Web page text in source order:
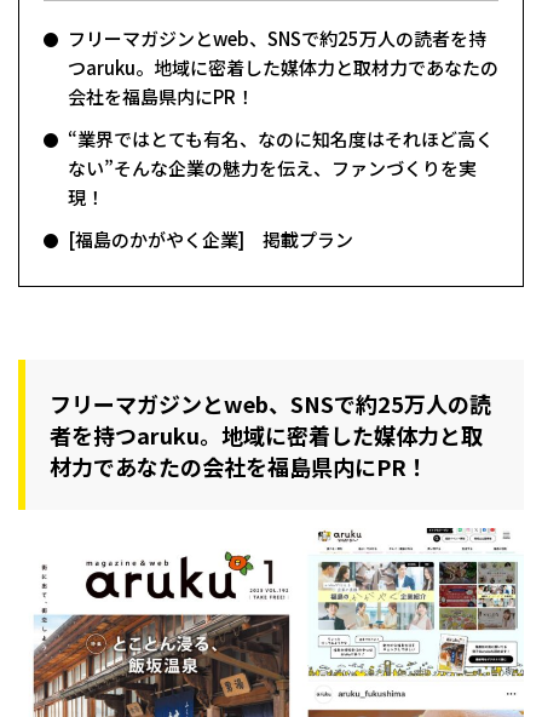
フリーマガジンとweb、SNSで約25万人の読者を持
つaruku。地域に密着した媒体力と取材力であなたの
会社を福島県内にPR！
“業界ではとても有名、なのに知名度はそれほど高く
ない”そんな企業の魅力を伝え、ファンづくりを実
現！
[福島のかがやく企業] 掲載プラン
フリーマガジンとweb、SNSで約25万人の読
者を持つaruku。地域に密着した媒体力と取
材力であなたの会社を福島県内にPR！